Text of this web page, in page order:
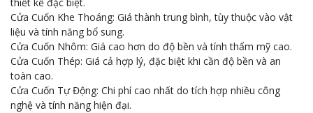
Cửa Cuốn Khe Thoáng: Giá thành trung bình, tùy thuộc vào vật
liệu và tính năng bổ sung.
Cửa Cuốn Nhôm: Giá cao hơn do độ bền và tính thẩm mỹ cao.
Cửa Cuốn Thép: Giá cả hợp lý, đặc biệt khi cần độ bền và an
toàn cao.
Cửa Cuốn Tự Động: Chi phí cao nhất do tích hợp nhiều công
nghệ và tính năng hiện đại.